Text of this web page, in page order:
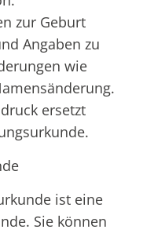
zur Geburt
Angaben zu
wie
ersetzt
ist eine
Sie können